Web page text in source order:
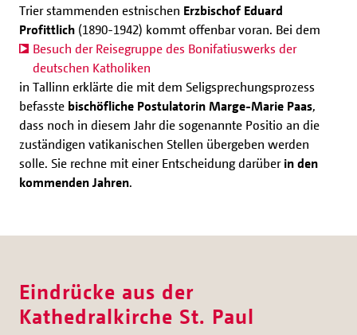
Trier stammenden estnischen Erzbischof Eduard
Profittlich (1890-1942) kommt offenbar voran. Bei dem
Besuch der Reisegruppe des Bonifatiuswerks der
deutschen Katholiken
in Tallinn erklärte die mit dem Seligsprechungsprozess
befasste bischöfliche Postulatorin Marge-Marie Paas,
dass noch in diesem Jahr die sogenannte Positio an die
zuständigen vatikanischen Stellen übergeben werden
solle. Sie rechne mit einer Entscheidung darüber in den
kommenden Jahren.
Eindrücke aus der
Kathedralkirche St. Paul